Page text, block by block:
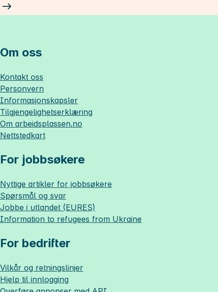
Om oss
Kontakt oss
Personvern
Informasjonskapsler
Tilgjengelighetserklæring
Om arbeidsplassen.no
Nettstedkart
For jobbsøkere
Nyttige artikler for jobbsøkere
Spørsmål og svar
Jobbe i utlandet (EURES)
Information to refugees from Ukraine
For bedrifter
Vilkår og retningslinjer
Hjelp til innlogging